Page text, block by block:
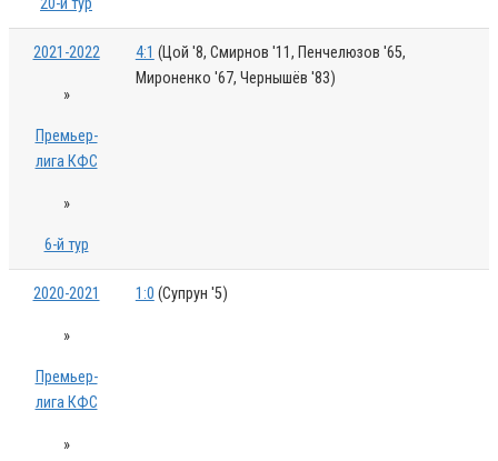
20-й тур
2021-2022
»
Премьер-
лига КФС
»
6-й тур
4:1 (Цой '8, Смирнов '11, Пенчелюзов '65,
Мироненко '67, Чернышёв '83)
2020-2021
»
Премьер-
лига КФС
»
1:0 (Супрун '5)